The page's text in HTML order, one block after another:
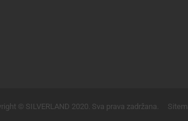
© SILVERLAND 2020. Sva prava zadržana.